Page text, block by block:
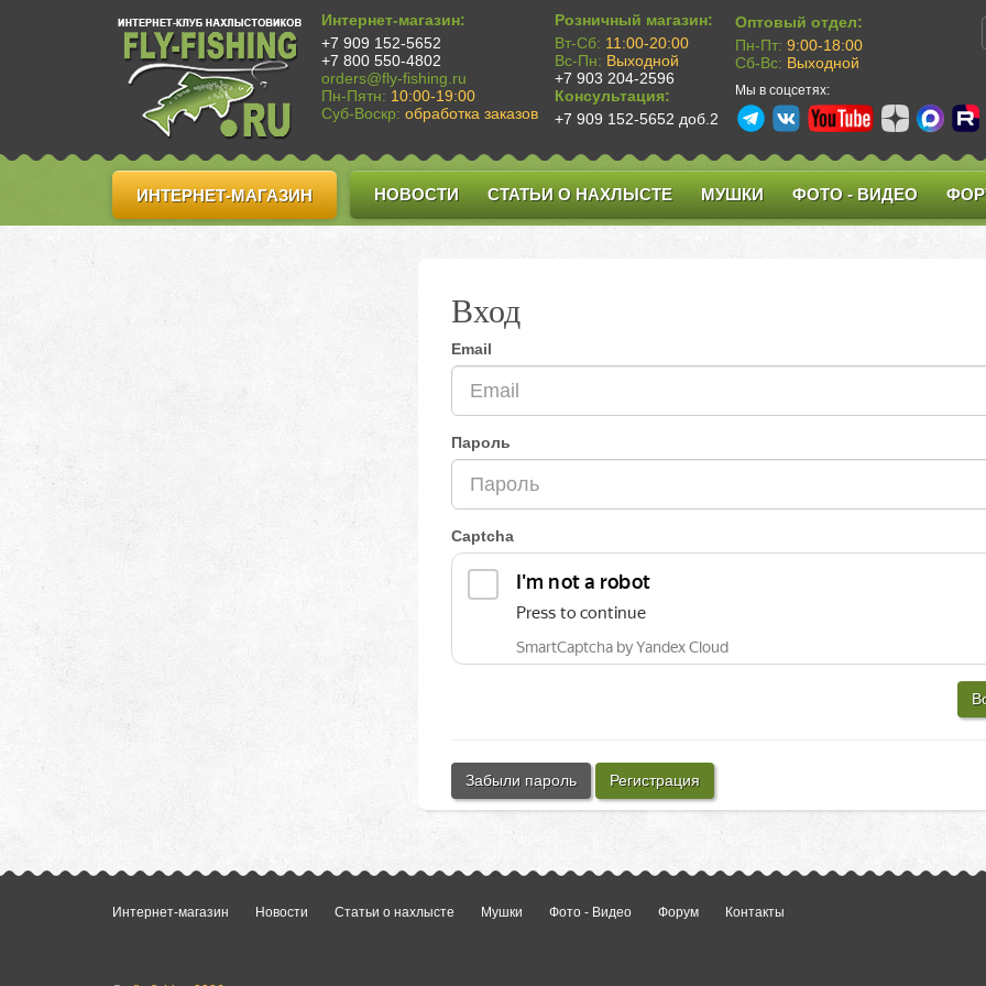
Интернет-магазин:
+7 909 152-5652
+7 800 550-4802
orders@fly-fishing.ru
Пн-Пятн: 10:00-19:00
Суб-Воскр: обработка заказов
Розничный магазин:
Вт-Сб: 11:00-20:00
Вс-Пн: Выходной
+7 903 204-2596
Консультация:
+7 909 152-5652 доб.2
Оптовый отдел:
Пн-Пт: 9:00-18:00
Сб-Вс: Выходной
Мы в соцсетях:
ИНТЕРНЕТ-МАГАЗИН НОВОСТИ СТАТЬИ О НАХЛЫСТЕ МУШКИ ФОТО - ВИДЕО
Вход
Email
Пароль
Captcha
Забыли пароль Регистрация
Интернет-магазин Новости Статьи о нахлысте Мушки Фото - Видео Форум Контакты